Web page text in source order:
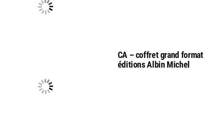
CA – coffret grand format
éditions Albin Michel